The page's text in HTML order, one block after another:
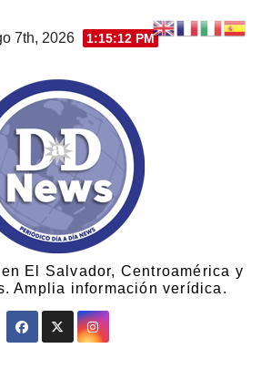
7th, 2026 1:15:12 PM
El Salvador, Centroamérica y
Amplia información verídica.